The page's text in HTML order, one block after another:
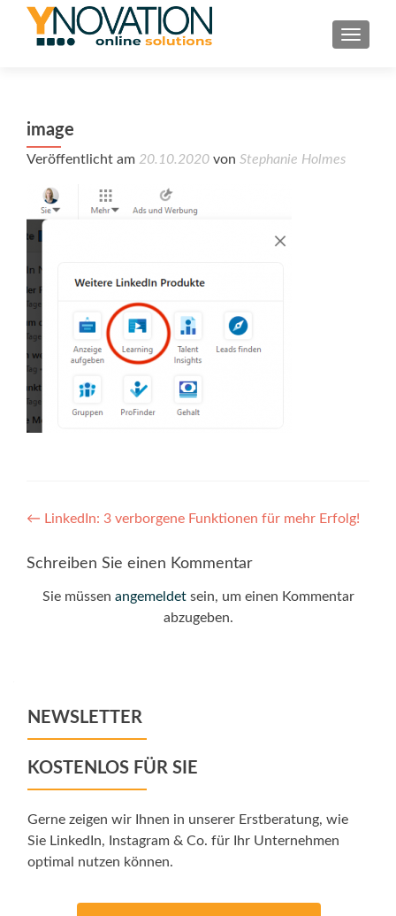
image
Veröffentlicht am 20.10.2020 von Stephanie Holmes
Post
navigation
← LinkedIn: 3 verborgene Funktionen für mehr Erfolg!
Schreiben Sie einen Kommentar
Sie müssen angemeldetsein, um einen Kommentar
abzugeben.
NEWSLETTER
KOSTENLOS FÜR SIE
Gerne zeigen wir Ihnen in unserer Erstberatung, wie
Sie LinkedIn, Instagram & Co. für Ihr Unternehmen
optimal nutzen können.